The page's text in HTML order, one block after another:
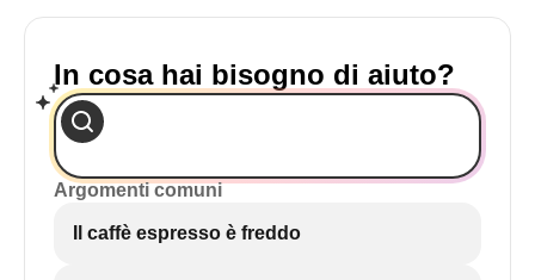
In cosa hai bisogno di aiuto?
Argomenti comuni
Il caffè espresso è freddo